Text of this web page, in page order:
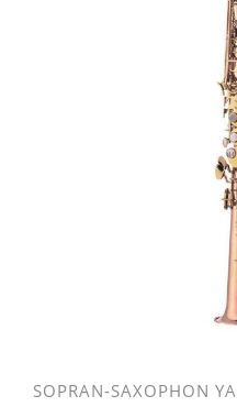
SOPRAN-SAXOPHON